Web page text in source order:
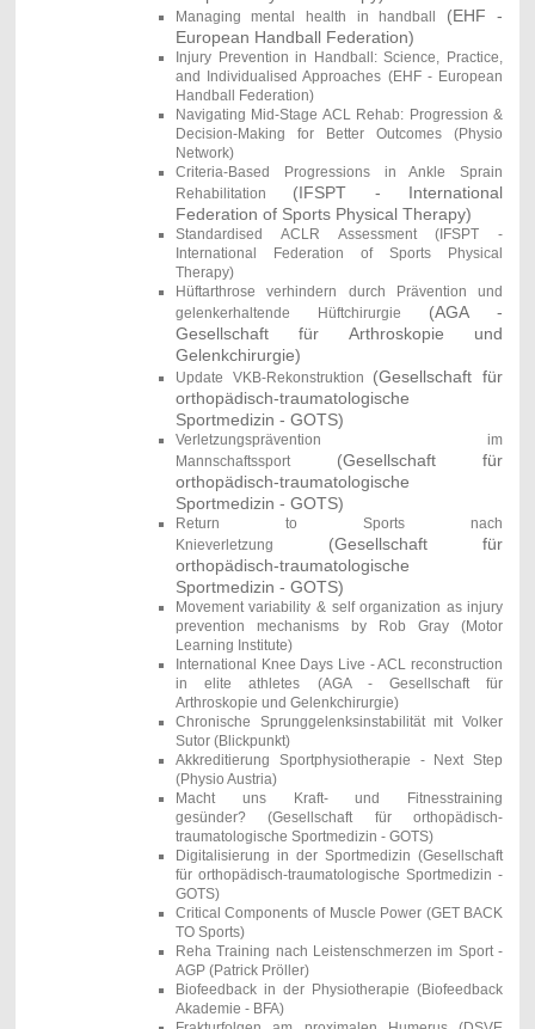
Managing mental health in handball
(EHF -
European Handball Federation)
Injury Prevention in Handball: Science, Practice,
and Individualised Approaches (EHF - European
Handball Federation)
Navigating Mid-Stage ACL Rehab: Progression &
Decision-Making for Better Outcomes (Physio
Network)
Criteria-Based Progressions in Ankle Sprain
Rehabilitation (IFSPT - International
Federation of Sports Physical Therapy)
Standardised ACLR Assessment (IFSPT -
International Federation of Sports Physical
Therapy)
Hüftarthrose verhindern durch Prävention und
gelenkerhaltende Hüftchirurgie (AGA -
Gesellschaft für Arthroskopie und
Gelenkchirurgie)
Update VKB-Rekonstruktion (Gesellschaft für
orthopädisch-traumatologische
Sportmedizin - GOTS)
Verletzungsprävention im
Mannschaftssport
(Gesellschaft für
orthopädisch-traumatologische
Sportmedizin - GOTS)
Return to Sports nach
Knieverletzung
(Gesellschaft für
orthopädisch-traumatologische
Sportmedizin - GOTS)
Movement variability & self organization as injury
prevention mechanisms by Rob Gray (Motor
Learning Institute)
International Knee Days Live - ACL reconstruction
in elite athletes (AGA - Gesellschaft für
Arthroskopie und Gelenkchirurgie)
Chronische Sprunggelenksinstabilität mit Volker
Sutor (Blickpunkt)
Akkreditierung Sportphysiotherapie - Next Step
(Physio Austria)
Macht uns Kraft- und Fitnesstraining
gesünder?(Gesellschaft für orthopädisch-
traumatologische Sportmedizin - GOTS)
Digitalisierung in der Sportmedizin(Gesellschaft
für orthopädisch-traumatologische Sportmedizin -
GOTS)
Critical Components of Muscle Power (GET BACK
TO Sports)
Reha Training nach Leistenschmerzen im Sport -
AGP (Patrick Pröller)
Biofeedback in der Physiotherapie (Biofeedback
Akademie - BFA)